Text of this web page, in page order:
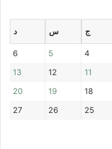
ج س د
4
5
6
11
12
13
18
19
20
25
26
27